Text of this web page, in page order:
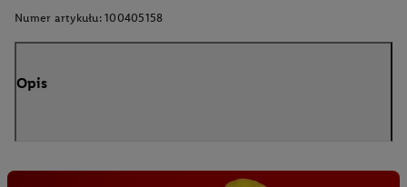
Numer artykułu: 100405158
Opis